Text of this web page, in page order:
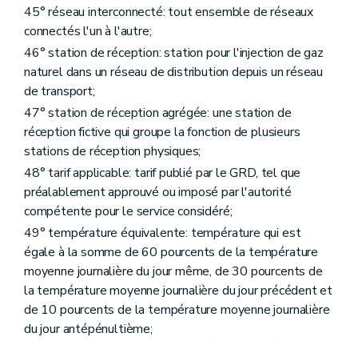
45° réseau interconnecté: tout ensemble de réseaux
connectés l'un à l'autre;
46° station de réception: station pour l'injection de gaz
naturel dans un réseau de distribution depuis un réseau
de transport;
47° station de réception agrégée: une station de
réception fictive qui groupe la fonction de plusieurs
stations de réception physiques;
48° tarif applicable: tarif publié par le GRD, tel que
préalablement approuvé ou imposé par l'autorité
compétente pour le service considéré;
49° température équivalente: température qui est
égale à la somme de 60 pourcents de la température
moyenne journalière du jour même, de 30 pourcents de
la température moyenne journalière du jour précédent et
de 10 pourcents de la température moyenne journalière
du jour antépénultième;